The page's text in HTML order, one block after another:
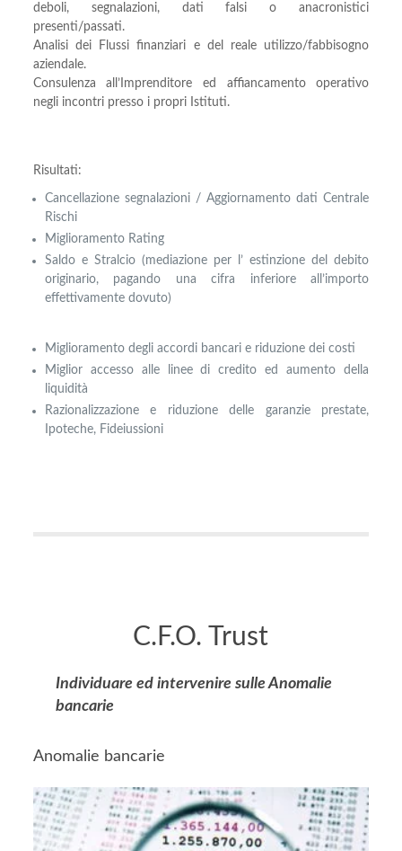
deboli, segnalazioni, dati falsi o anacronistici
presenti/passati.
Analisi dei Flussi finanziari e del reale utilizzo/fabbisogno
aziendale.
Consulenza all’Imprenditore ed affiancamento operativo
negli incontri presso i propri Istituti.
Risultati:
Cancellazione segnalazioni / Aggiornamento dati Centrale
Rischi
Miglioramento Rating
Saldo e Stralcio (mediazione per l’ estinzione del debito
originario, pagando una cifra inferiore all’importo
effettivamente dovuto)
Miglioramento degli accordi bancari e riduzione dei costi
Miglior accesso alle linee di credito ed aumento della
liquidità
Razionalizzazione e riduzione delle garanzie prestate,
Ipoteche, Fideiussioni
C.F.O. Trust
Individuare ed intervenire sulle Anomalie
bancarie
Anomalie bancarie